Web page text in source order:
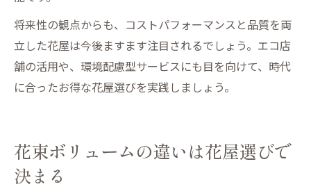
将来性の観点からも、コストパフォーマンスと品質を両
立した花屋は今後ますます注目されるでしょう。エコ店
舗の活用や、環境配慮型サービスにも目を向けて、時代
に合ったお得な花屋選びを実践しましょう。
花束ボリュームの違いは花屋選びで
決まる